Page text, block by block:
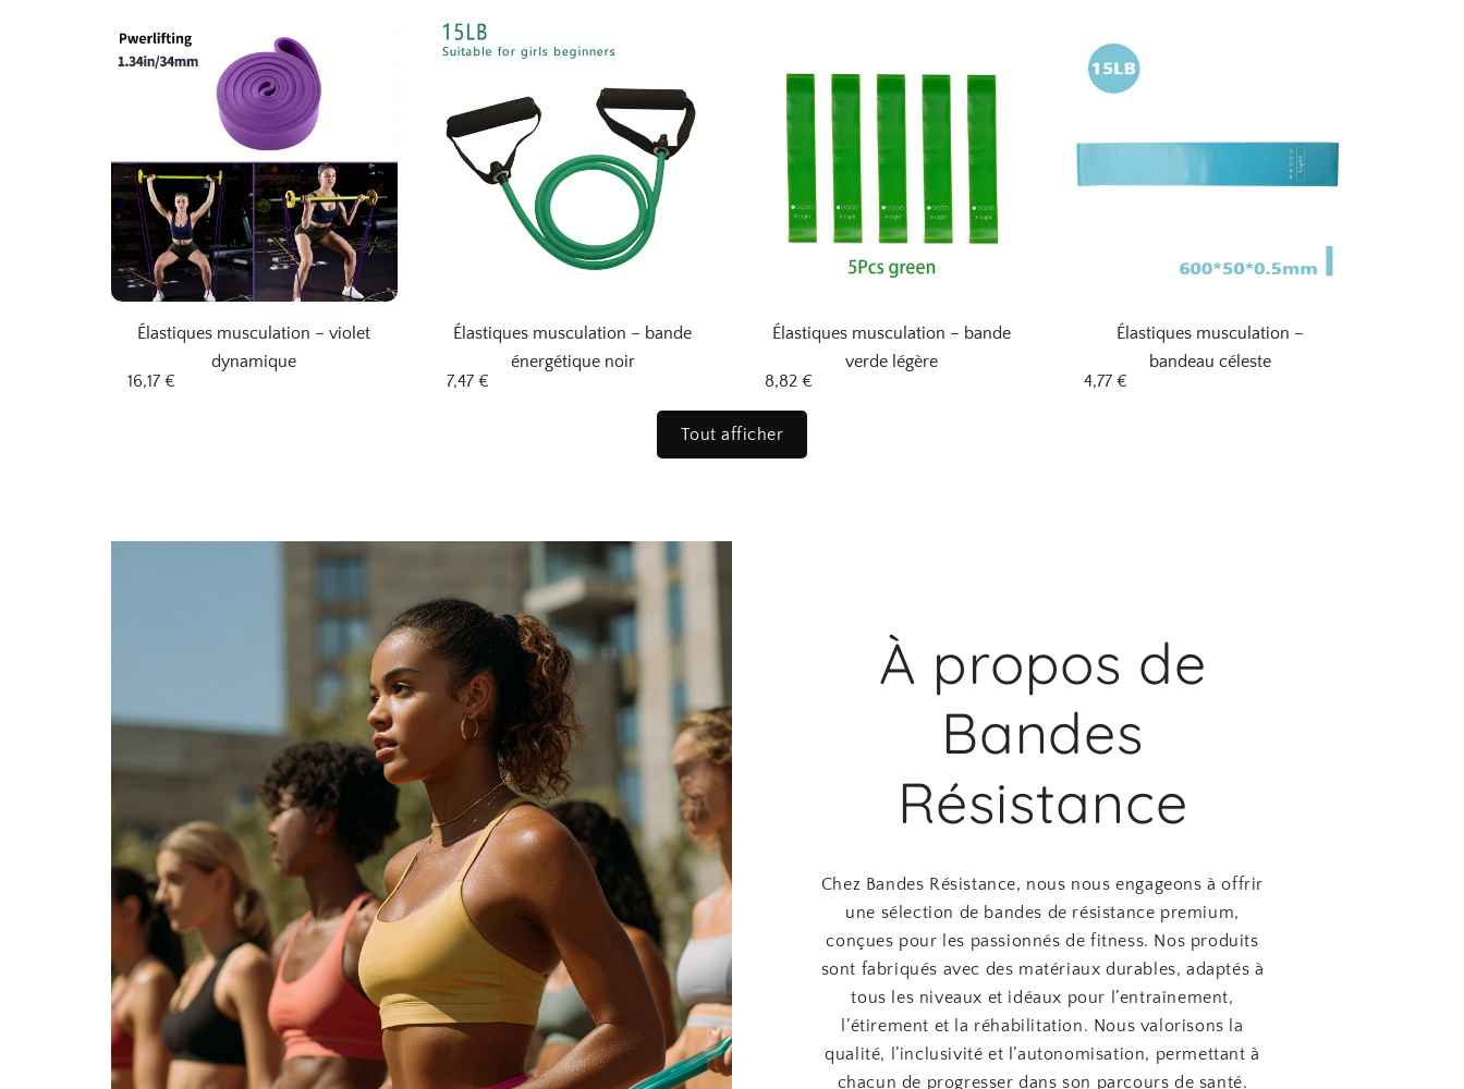
Élastiques musculation – violet
dynamique
16,17€
Élastiques musculation – bande
énergétique noir
7,47€
Élastiques musculation – bande
verde légère
8,82 €
Élastiques musculation –
bandeau céleste
4,77€
Tout afficher
À propos de
Bandes
Résistance
Chez Bandes Résistance, nous nous engageons à offrir
une sélection de bandes de résistance premium,
conçues pour les passionnés de fitness. Nos produits
sont fabriqués avec des matériaux durables, adaptés à
tous les niveaux et idéaux pour l’entraînement,
l’étirement et la réhabilitation. Nous valorisons la
qualité, l’inclusivité et l’autonomisation, permettant à
chacun de progresser dans son parcours de santé.